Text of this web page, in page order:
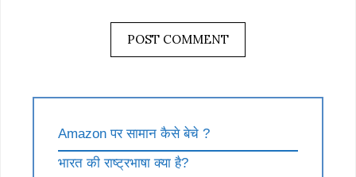
Amazon पर सामान कैसे बेचे ?
भारत की राष्ट्रभाषा क्या है?